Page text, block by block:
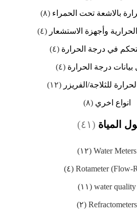
بالاشعة تحت الحمراء (٨)
وأجهزة الاستشعار (٤)
في درجة الحرارة (٤)
درجة الحرارة (٤)
للثلاجة/الفريزر (١٢)
انواع اخري (٨)
المياة (٤١)
Water Meters (١٢)
Rotameter (Flow- (٤)
water quality (١١)
Refractometers (٢)